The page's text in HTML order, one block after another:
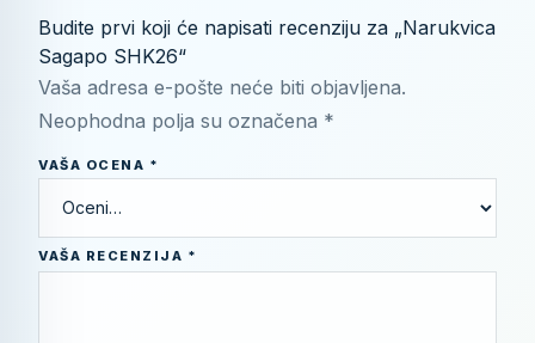
Budite prvi koji će napisati recenziju za „Narukvica
Sagapo SHK26“
Vaša adresa e-pošte neće biti objavljena.
Neophodna polja su označena *
VAŠA OCENA *
VAŠA RECENZIJA *